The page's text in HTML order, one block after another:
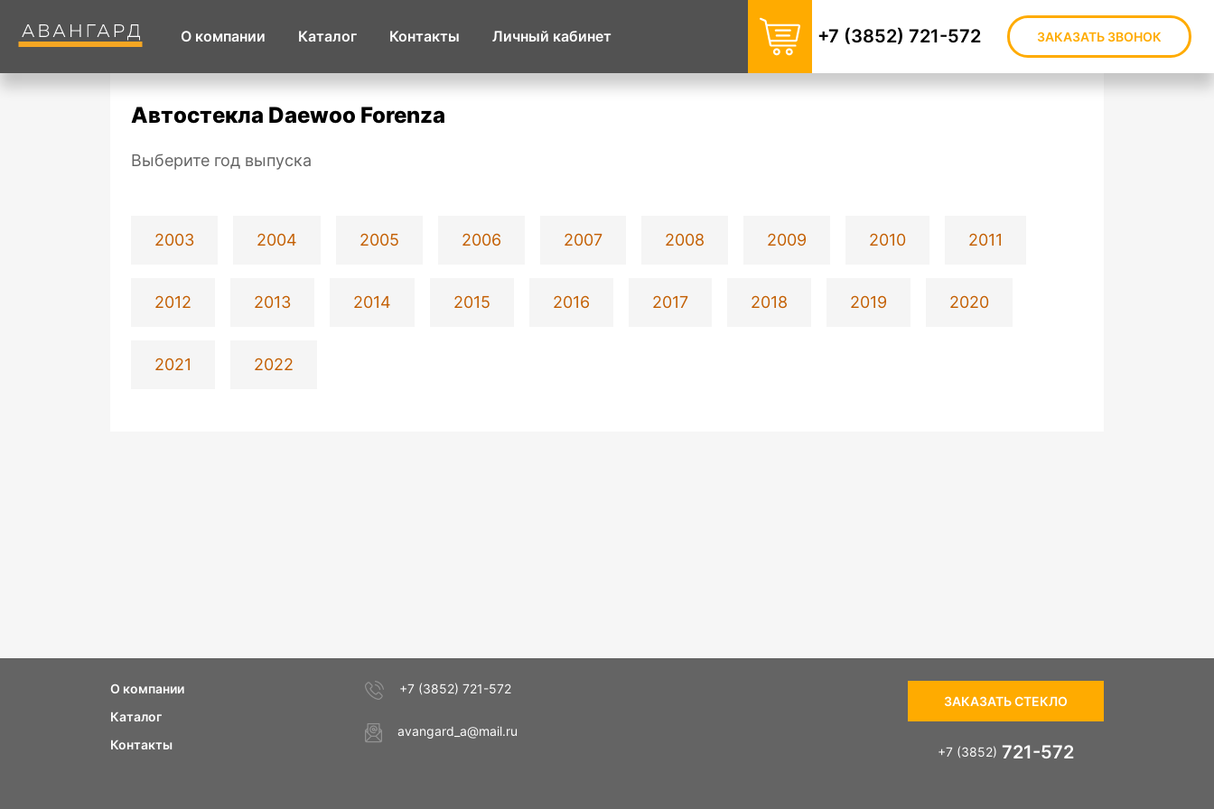
О компании Каталог Контакты Личный кабинет +7 (3852) 721-572 ЗАКАЗАТЬ ЗВОНОК
Автостекла Daewoo Forenza
Выберите год выпуска
2003 2004 2005 2006 2007 2008 2009 2010 2011
2012 2013 2014 2015 2016 2017 2018 2019 2020
2021 2022
О компании
Каталог
Контакты
+7 (3852) 721-572
avangard_a@mail.ru
ЗАКАЗАТЬ СТЕКЛО
+7 (3852) 721-572